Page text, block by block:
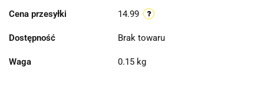
Cena przesyłki 14.99
Dostępność Brak towaru
Waga 0.15 kg